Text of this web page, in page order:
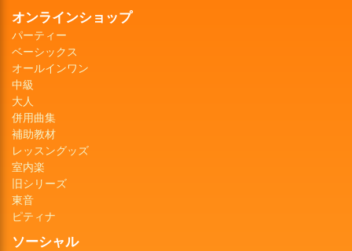
オンラインショップ
パーティー
ベーシックス
オールインワン
中級
大人
併用曲集
補助教材
レッスングッズ
室内楽
旧シリーズ
東音
ピティナ
ソーシャル